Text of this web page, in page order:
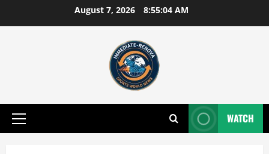
August 7, 2026 8:55:05 AM
Primary
WATCH